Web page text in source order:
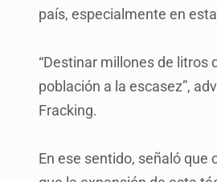
país, especialmente en
“Destinar millones de litros
población a la escasez”,
Fracking.
En ese sentido, señaló que